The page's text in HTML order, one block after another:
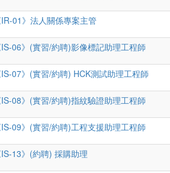
IR-01》法人關係專案主管
IS-06》(實習/約聘)影像標記助理工程師
IS-07》(實習/約聘) HCK測試助理工程師
IS-08》(實習/約聘)指紋驗證助理工程師
IS-09》(實習/約聘)工程支援助理工程師
IS-13》(約聘) 採購助理